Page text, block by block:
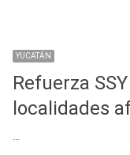
YUCATÁN
Refuerza
localidades